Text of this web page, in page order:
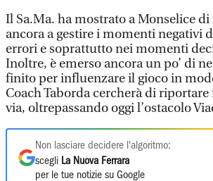
Il Sa.Ma. ha mostrato a Monselice
ancora a gestire i momenti negativi
errori e soprattutto nei momenti
Inoltre, è emerso ancora un po’ di
finito per influenzare il gioco in
Coach Taborda cercherà di
via, oltrepassando oggi l’ostacolo
Non lasciare decidere l'algoritmo:
scegli La Nuova Ferrara
per le tue notizie su Google